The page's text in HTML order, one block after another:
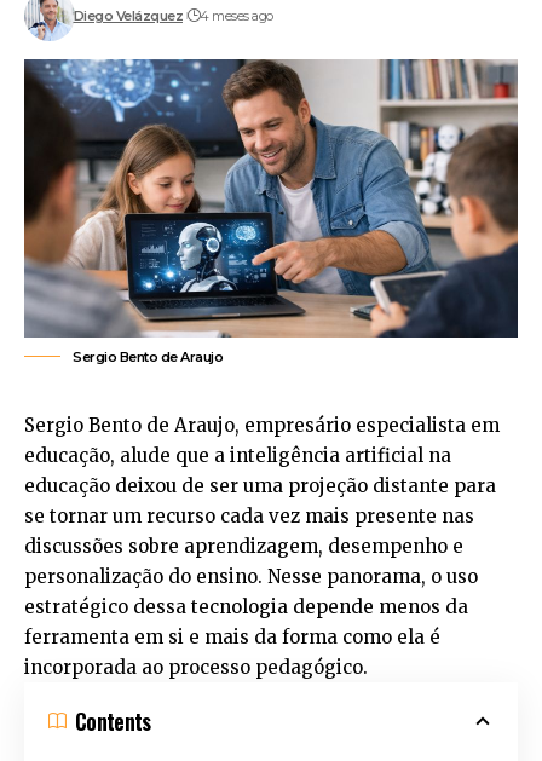
Diego Velázquez 4 meses ago
Sergio Bento de Araujo
Sergio Bento de Araujo, empresário especialista em
educação, alude que a inteligência artificial na
educação deixou de ser uma projeção distante para
se tornar um recurso cada vez mais presente nas
discussões sobre aprendizagem, desempenho e
personalização do ensino. Nesse panorama, o uso
estratégico dessa tecnologia depende menos da
ferramenta em si e mais da forma como ela é
incorporada ao processo pedagógico.
Contents